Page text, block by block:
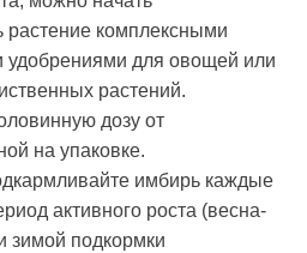
растение комплексными
для овощей или
растений.
дозу от
на упаковке.
имбирь каждые
активного роста (весна-
зимой подкормки